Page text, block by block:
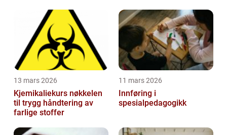
13 mars 2026
Kjemikaliekurs nøkkelen
til trygg håndtering av
farlige stoffer
11 mars 2026
Innføring i
spesialpedagogikk